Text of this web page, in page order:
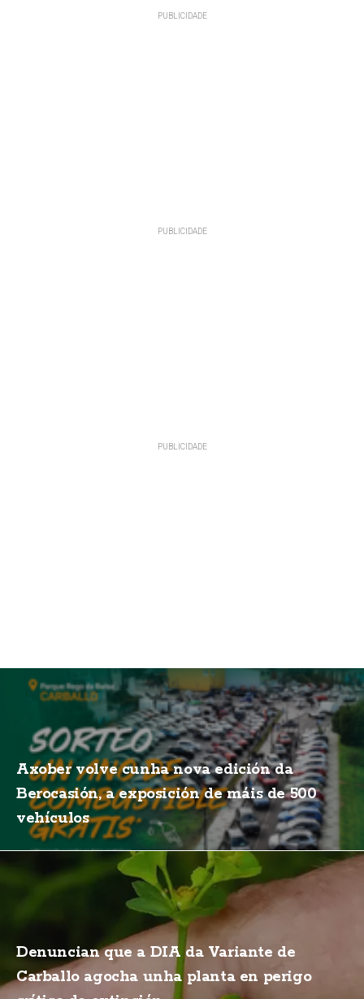
Axober volve cunha nova edición da
Berocasión, a exposición de máis de 500
vehículos
Denuncian que a DIA da Variante de
Carballo agocha unha planta en perigo